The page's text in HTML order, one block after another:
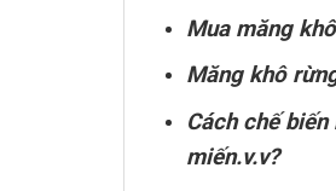
Mua măng
Măng khô
Cách chế
miến.v.v?